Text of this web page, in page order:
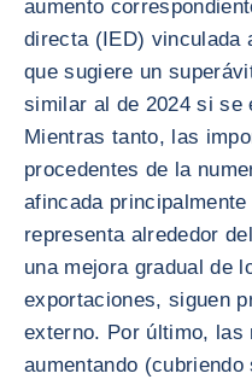
aumento
directa (IED) vinculada
que sugiere un
similar al de 2024 si se
Mientras tanto, las
procedentes de la
afincada
representa alrededor
una mejora gradual de
exportaciones, siguen
externo. Por último,
aumentando